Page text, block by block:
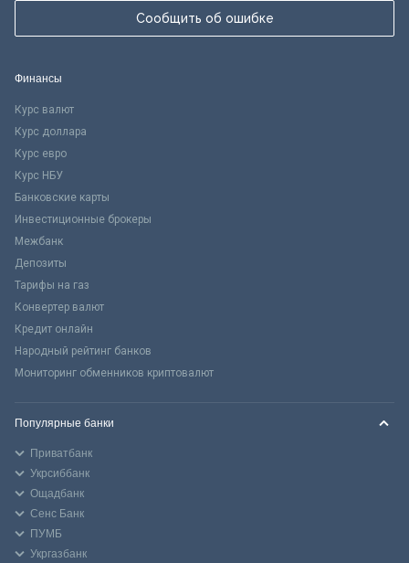
Сообщить об ошибке
Финансы
Курс валют
Курс доллара
Курс евро
Курс НБУ
Банковские карты
Инвестиционные брокеры
Межбанк
Депозиты
Тарифы на газ
Конвертер валют
Кредит онлайн
Народный рейтинг банков
Мониторинг обменников криптовалют
Популярные банки
Приватбанк
Укрсиббанк
Ощадбанк
Сенс Банк
ПУМБ
Укргазбанк